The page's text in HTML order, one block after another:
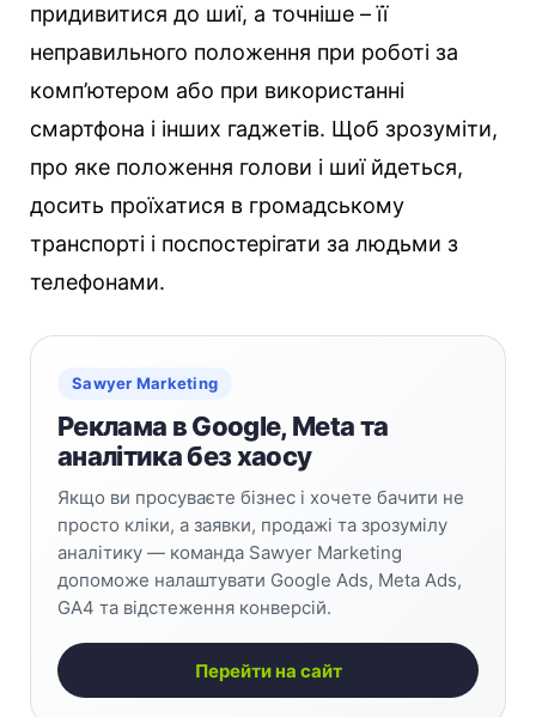
придивитися до шиї, а точніше – її
неправильного положення при роботі за
комп’ютером або при використанні
смартфона і інших гаджетів. Щоб зрозуміти,
про яке положення голови і шиї йдеться,
досить проїхатися в громадському
транспорті і поспостерігати за людьми з
телефонами.
Sawyer Marketing
Реклама в Google, Meta та
аналітика без хаосу
Якщо ви просуваєте бізнес і хочете бачити не
просто кліки, а заявки, продажі та зрозумілу
аналітику — команда Sawyer Marketing
допоможе налаштувати Google Ads, Meta Ads,
GA4 та відстеження конверсій.
Перейти на сайт